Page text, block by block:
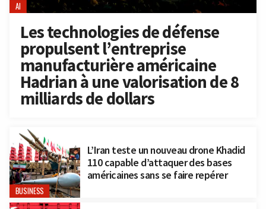
AI
Les technologies de défense
propulsent l’entreprise
manufacturière américaine
Hadrian à une valorisation de 8
milliards de dollars
BUSINESS
L’Iran teste un nouveau drone Khadid
110 capable d’attaquer des bases
américaines sans se faire repérer